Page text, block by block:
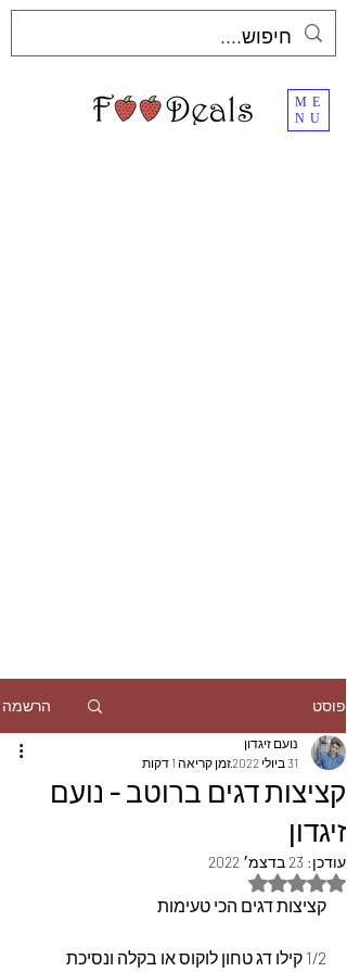
ME
NU
פוסט הרשמה
קציצות דגים ברוטב - נועם
זיגדון
נועם זיגדון
31 ביולי 2022
זמן קריאה 1 דקות
עודכן: 23 בדצמ׳ 2022
דירוג של NaN מתוך 5 כוכבים
קציצות דגים הכי טעימות
1/2 קילו דג טחון לוקוס או בקלה ונסיכת